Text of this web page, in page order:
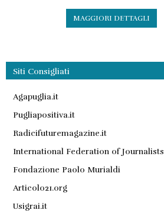
MAGGIORI DETTAGLI
Siti Consigliati
Agapuglia.it
Pugliapositiva.it
Radicifuturemagazine.it
International Federation of Journalists
Fondazione Paolo Murialdi
Articolo21.org
Usigrai.it